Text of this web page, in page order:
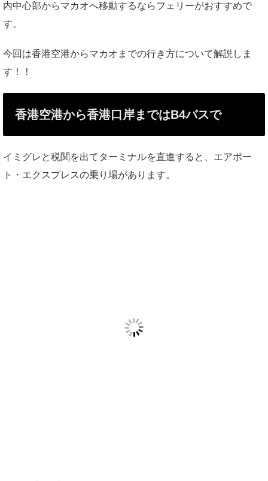
内中心部からマカオへ移動するならフェリーがおすすめで
す。
今回は香港空港からマカオまでの行き方について解説しま
す！！
香港空港から香港口岸まではB4バスで
イミグレと税関を出てターミナルを直進すると、エアポー
ト・エクスプレスの乗り場があります。